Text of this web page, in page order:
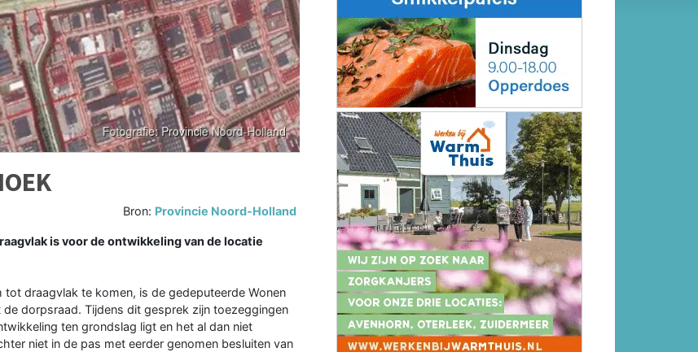
Bron: Provincie Noord-Holland
is voor de ontwikkeling van de locatie
draagvlak te komen, is de gedeputeerde Wonen
dorpsraad. Tijdens dit gesprek zijn toezeggingen
ten grondslag ligt en het al dan niet
niet in de pas met eerder genomen besluiten van